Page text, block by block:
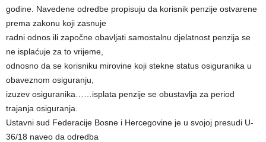
godine. Navedene odredbe propisuju da korisnik penzije ostvarene
prema zakonu koji zasnuje
radni odnos ili započne obavljati samostalnu djelatnost penzija se
ne isplaćuje za to vrijeme,
odnosno da se korisniku mirovine koji stekne status osiguranika u
obaveznom osiguranju,
izuzev osiguranika……isplata penzije se obustavlja za period
trajanja osiguranja.
Ustavni sud Federacije Bosne i Hercegovine je u svojoj presudi U-
36/18 naveo da odredba